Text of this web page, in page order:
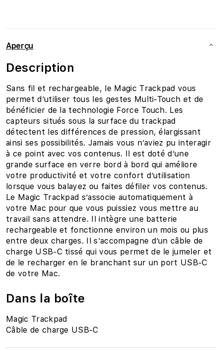
Aperçu
Description
Sans fil et rechargeable, le Magic Trackpad vous
permet d’utiliser tous les gestes Multi-Touch et de
bénéficier de la technologie Force Touch. Les
capteurs situés sous la surface du trackpad
détectent les différences de pression, élargissant
ainsi ses possibilités. Jamais vous n’aviez pu interagir
à ce point avec vos contenus. Il est doté d’une
grande surface en verre bord à bord qui améliore
votre productivité et votre confort d’utilisation
lorsque vous balayez ou faites défiler vos contenus.
Le Magic Trackpad s’associe automatiquement à
votre Mac pour que vous puissiez vous mettre au
travail sans attendre. Il intègre une batterie
rechargeable et fonctionne environ un mois ou plus
entre deux charges. Il s’accompagne d’un câble de
charge USB‑C tissé qui vous permet de le jumeler et
de le recharger en le branchant sur un port USB‑C
de votre Mac.
Dans la boîte
Magic Trackpad
Câble de charge USB‑C